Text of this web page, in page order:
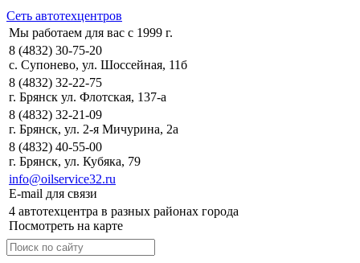
Сеть автотехцентров
Мы работаем для вас с 1999 г.
8 (4832) 30-75-20
с. Супонево, ул. Шоссейная, 11б
8 (4832) 32-22-75
г. Брянск ул. Флотская, 137-а
8 (4832) 32-21-09
г. Брянск, ул. 2-я Мичурина, 2а
8 (4832) 40-55-00
г. Брянск, ул. Кубяка, 79
info@oilservice32.ru
E-mail для связи
4 автотехцентра в разных районах города
Посмотреть на карте